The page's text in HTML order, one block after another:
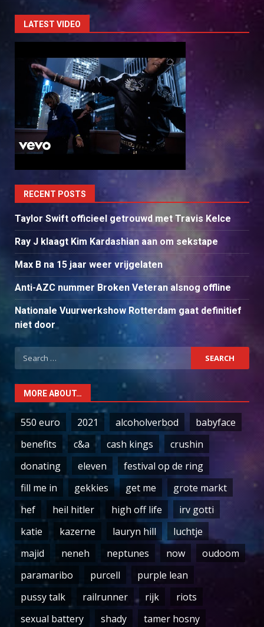
LATEST VIDEO
RECENT POSTS
Taylor Swift officieel getrouwd met Travis Kelce
Ray J klaagt Kim Kardashian aan om sekstape
Max B na 15 jaar weer vrijgelaten
Anti-AZC nummer Broken Veteran alsnog offline
Nationale Vuurwerkshow Rotterdam gaat definitief
niet door
Search
for:
MORE ABOUT…
550 euro 2021 alcoholverbod
babyface
benefits
c&a cash kings
crushin
donating
eleven
festival op de ring
fill me in
gekkies get me
grote markt
hef
heil hitler high off life
irv gotti
katie
kazerne lauryn hill
luchtje
majid
neneh neptunes now
oudoom
paramaribo
purcell
purple lean
pussy talk
railrunner rijk
riots
sexual battery
shady tamer hosny